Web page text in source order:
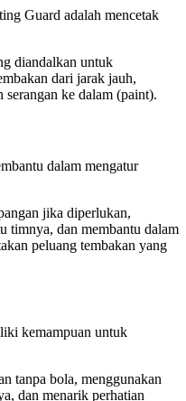
Guard adalah mencetak
diandalkan untuk
dari jarak jauh,
serangan ke dalam (paint).
dalam mengatur
jika diperlukan,
timnya, dan membantu dalam
peluang tembakan yang
kemampuan untuk
tanpa bola, menggunakan
dan menarik perhatian